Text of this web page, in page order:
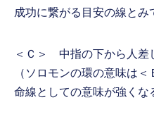
成功に繋がる目安の線とみ
＜Ｃ＞ 中指の下から人差
（ソロモンの環の意味は
命線としての意味が強くな